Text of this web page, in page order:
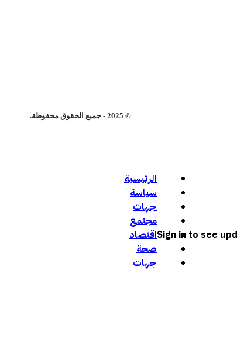
© 2025 - جميع الحقوق محفوظة.
Sign in to see
الرئيسية
سياسة
جهات
مجتمع
اقتصاد
صحة
جهات